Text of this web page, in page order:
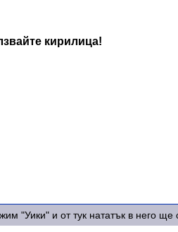
кирилица!
"Уики" и от тук нататък в него